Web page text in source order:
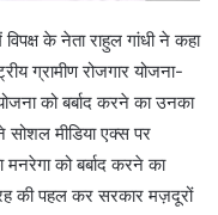
के नेता राहुल गांधी ने कहा
ग्रामीण रोजगार योजना-
को बर्बाद करने का उनका
सोशल मीडिया एक्स पर
को बर्बाद करने का
की पहल कर सरकार मज़दूरों